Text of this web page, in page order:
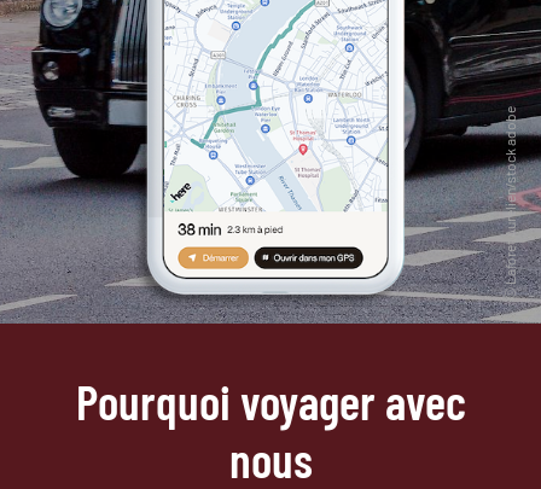
Pourquoi voyager avec
nous